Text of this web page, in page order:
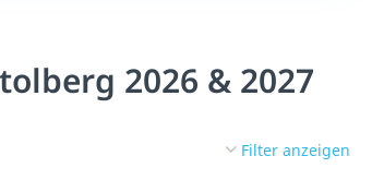
2026 & 2027
Filter anzeigen